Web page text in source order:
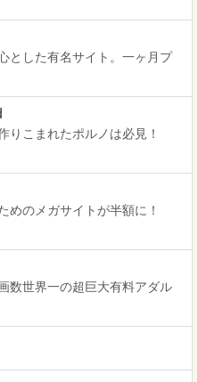
とした有名サイト。一ヶ月プ
りこまれたポルノは必見！
めのメガサイトが半額に！
数世界一の超巨大有料アダル